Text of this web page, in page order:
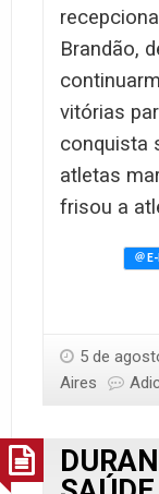
Brandão,
vitórias
conquista
atletas
frisou a
5 de
Aires